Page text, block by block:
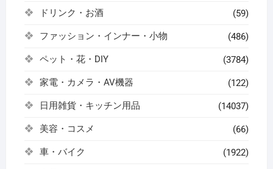
ドリンク・お酒 (59)
ファッション・インナー・小物 (486)
ペット・花・DIY (3784)
家電・カメラ・AV機器 (122)
日用雑貨・キッチン用品 (14037)
美容・コスメ (66)
車・バイク (1922)